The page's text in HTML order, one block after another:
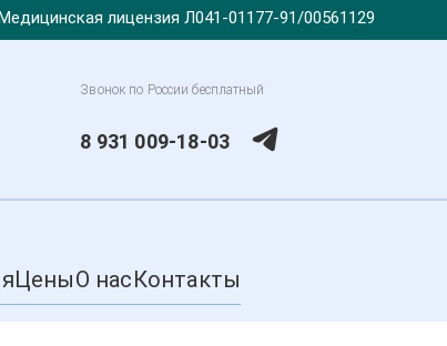
лицензия Л041-01177-91/00561129
Звонок по России бесплатный
8 931 009-18-03
ЦеныО насКонтакты